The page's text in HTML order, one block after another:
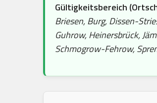
Gültigkeitsbereich
Briesen, Burg, Dissen-
Guhrow, Heinersbrück,
Schmogrow-Fehrow,